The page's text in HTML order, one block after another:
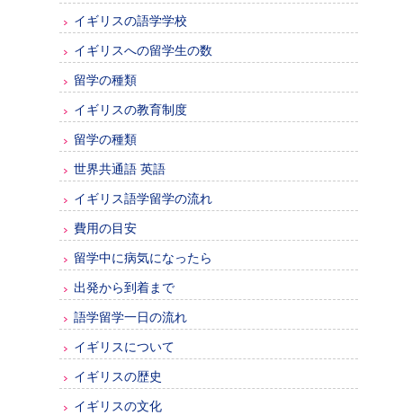
イギリスの語学学校
イギリスへの留学生の数
留学の種類
イギリスの教育制度
留学の種類
世界共通語 英語
イギリス語学留学の流れ
費用の目安
留学中に病気になったら
出発から到着まで
語学留学一日の流れ
イギリスについて
イギリスの歴史
イギリスの文化